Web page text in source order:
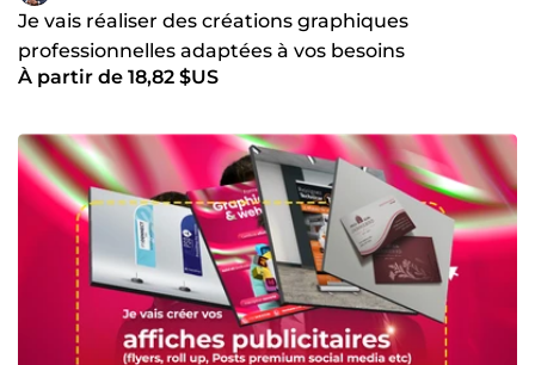
Je vais réaliser des créations graphiques
professionnelles adaptées à vos besoins
À partir de 18,82 $US